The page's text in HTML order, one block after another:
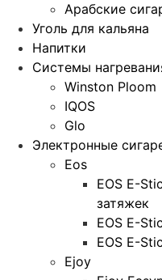
Арабские
Уголь для кальяна
Напитки
Системы
Winston Ploom
IQOS
Glo
Электронные
Eos
EOS E-
затяжек
EOS E-
EOS E-
Ejoy